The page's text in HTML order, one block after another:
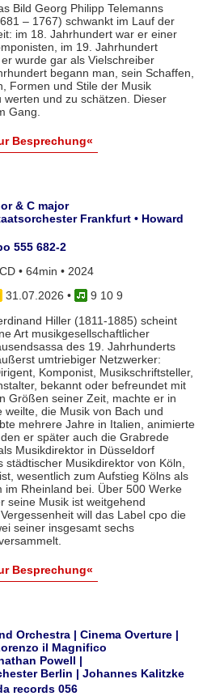
Bild Georg Philipp Telemanns
– 1767) schwankt im Lauf der
im 18. Jahrhundert war er einer
im 19. Jahrhundert
wurde gar als Vielschreiber
begann man, sein Schaffen,
Formen und Stile der Musik
werten und zu schätzen. Dieser
Gang.
Besprechung«
& C major
Frankfurt • Howard
555 682-2
• 64min • 2024
31.07.2026 •
9 10 9
Hiller (1811-1885) scheint
Art musikgesellschaftlicher
des 19. Jahrhunderts
umtriebiger Netzwerker:
Komponist, Musikschriftsteller,
bekannt oder befreundet mit
Größen seiner Zeit, machte er in
weilte, die Musik von Bach und
mehrere Jahre in Italien, animierte
er später auch die Grabrede
Musikdirektor in Düsseldorf
Musikdirektor von Köln,
wesentlich zum Aufstieg Kölns als
im Rheinland bei. Über 500 Werke
seine Musik ist weitgehend
will das Label cpo die
seiner insgesamt sechs
Besprechung«
Orchestra | Cinema Overture |
il Magnifico
Powell |
Berlin | Johannes Kalitzke
records 056